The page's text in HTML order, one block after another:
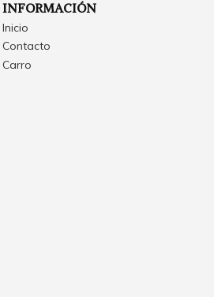
INFORMACIÓN
Inicio
Contacto
Carro